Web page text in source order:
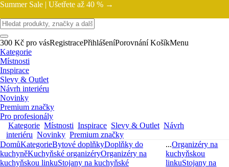
Summer Sale | Ušetřete až 40 % →
300 Kč pro vásRegistracePřihlášeníPorovnání KošíkMenu
Kategorie
Místnosti
Inspirace
Slevy & Outlet
Návrh interiéru
Novinky
Premium značky
Pro profesionály
Kategorie Místnosti Inspirace Slevy & Outlet Návrh
interiéru Novinky Premium značky
DomůKategorieBytové doplňkyDoplňky do
kuchyněKuchyňské organizéryOrganizéry na
kuchyňskou linkuStojany na kuchyňské
...Organizéry na
kuchyňskou
linkuStojany na